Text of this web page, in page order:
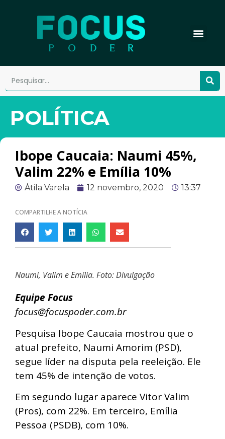
POLÍTICA
Ibope Caucaia: Naumi 45%,
Valim 22% e Emília 10%
Átila Varela 12 novembro, 2020 13:37
COMPARTILHE A NOTÍCIA
Naumi, Valim e Emília. Foto: Divulgação
Equipe Focus
focus@focuspoder.com.br
Pesquisa Ibope Caucaia mostrou que o
atual prefeito, Naumi Amorim (PSD),
segue líder na disputa pela reeleição. Ele
tem 45% de intenção de votos.
Em segundo lugar aparece Vitor Valim
(Pros), com 22%. Em terceiro, Emília
Pessoa (PSDB), com 10%.